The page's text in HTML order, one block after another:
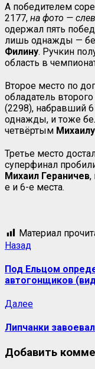
А победителем
2177, на фото —
одержал пять
лишь однажды —
Филину. Ручкин
область в
Второе место по
обладатель
(2298), набравший
однажды, и тоже
четвёртым Михаилу
Третье место
суперфинал
Михаил Гераничев,
е и 6-е места.
Материал
Назад
Под Ельцом
автогонщиков
Далее
Липчанки
Добавить